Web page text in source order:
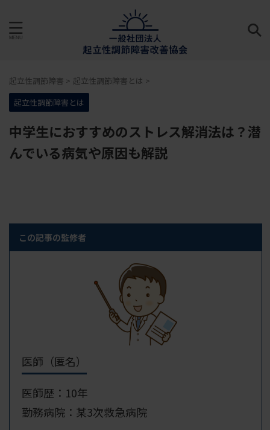
起立性調節障害 > 起立性調節障害とは >
起立性調節障害とは
中学生におすすめのストレス解消法は？潜
んでいる病気や原因も解説
この記事の監修者
医師（匿名）
医師歴：10年
勤務病院：某3次救急病院